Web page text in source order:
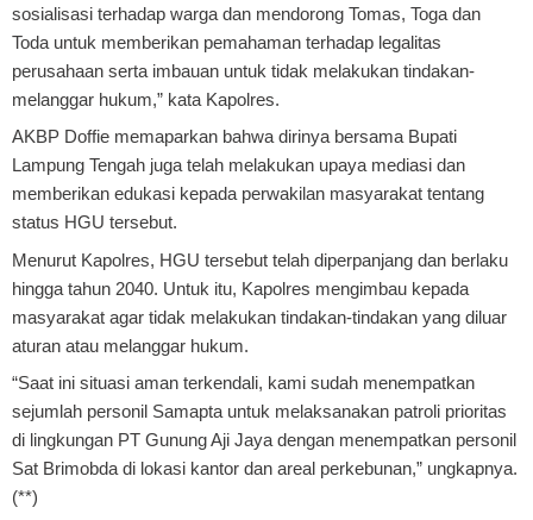
sosialisasi terhadap warga dan mendorong Tomas, Toga dan
Toda untuk memberikan pemahaman terhadap legalitas
perusahaan serta imbauan untuk tidak melakukan tindakan-
melanggar hukum,” kata Kapolres.
AKBP Doffie memaparkan bahwa dirinya bersama Bupati
Lampung Tengah juga telah melakukan upaya mediasi dan
memberikan edukasi kepada perwakilan masyarakat tentang
status HGU tersebut.
Menurut Kapolres, HGU tersebut telah diperpanjang dan berlaku
hingga tahun 2040. Untuk itu, Kapolres mengimbau kepada
masyarakat agar tidak melakukan tindakan-tindakan yang diluar
aturan atau melanggar hukum.
“Saat ini situasi aman terkendali, kami sudah menempatkan
sejumlah personil Samapta untuk melaksanakan patroli prioritas
di lingkungan PT Gunung Aji Jaya dengan menempatkan personil
Sat Brimobda di lokasi kantor dan areal perkebunan,” ungkapnya.
(**)